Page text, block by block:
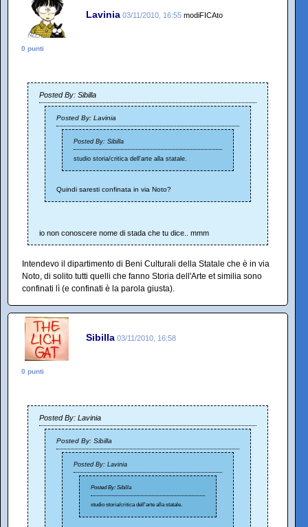
Lavinia 03/11/2010, 16:55 modiFICAto
0 punti
Posted By: Sibilla
Posted By: Lavinia
Posted By: Sibilla
studio storia/critica dell'arte alla statale.
Quindi saresti confinata in via Noto?
io non conoscere nome di stada che tu dice.. mmm
Intendevo il dipartimento di Beni Culturali della Statale che è in via
Noto, di solito tutti quelli che fanno Storia dell'Arte et similia sono
confinati lì (e confinati è la parola giusta).
Sibilla 03/11/2010, 16:58
0 punti
Posted By: Lavinia
Posted By: Sibilla
Posted By: Lavinia
Posted By: Sibilla
studio storia/critica dell'arte alla statale.